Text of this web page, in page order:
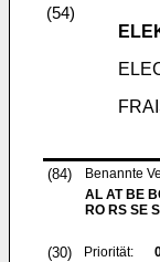
(54)
(84)
Benannte
AL AT BE
RO RS SE
(30) Priorität: